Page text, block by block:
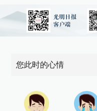
您此时的心情